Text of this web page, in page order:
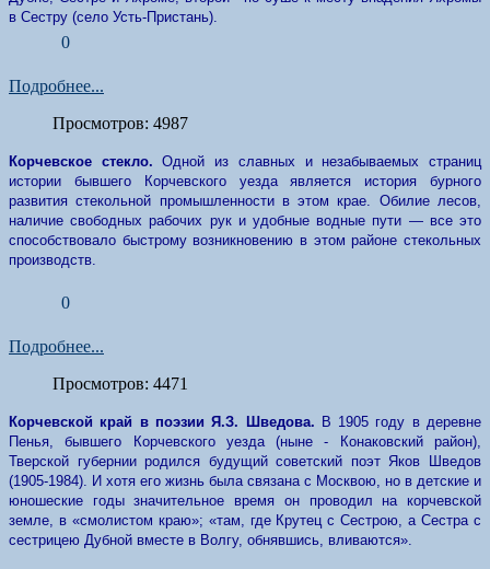
в Сестру (село Усть-Пристань).
0
Подробнее...
Просмотров: 4987
Корчевское стекло.Одной из славных и незабываемых страниц
истории бывшего Корчевского уезда является история бурного
развития стекольной промышленности в этом крае. Обилие лесов,
наличие свободных рабочих рук и удобные водные пути — все это
способствовало быстрому возникновению в этом районе стекольных
производств.
0
Подробнее...
Просмотров: 4471
Корчевской край в поэзии Я.З. Шведова. В 1905 году в деревне
Пенья, бывшего Корчевского уезда (ныне - Конаковский район),
Тверской губернии родился будущий советский поэт Яков Шведов
(1905-1984). И хотя его жизнь была связана с Москвою, но в детские и
юношеские годы значительное время он проводил на корчевской
земле, в «смолистом краю»; «там, где Крутец с Сестрою, а Сестра с
сестрицею Дубной вместе в Волгу, обнявшись, вливаются».